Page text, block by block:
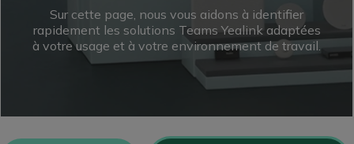
Sur cette page, nous vous aidons à identifier
rapidement les solutions Teams Yealink adaptées
à votre usage et à votre environnement de travail.